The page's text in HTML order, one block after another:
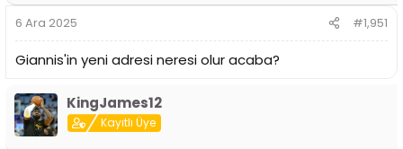
6 Ara 2025 #1,951
Giannis'in yeni adresi neresi olur acaba?
KingJames12
Kayıtlı Üye